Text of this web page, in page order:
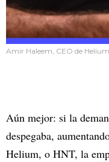
Amir Haleem, CEO de Helium
Aún mejor: si la
despegaba,
Helium, o HNT, la